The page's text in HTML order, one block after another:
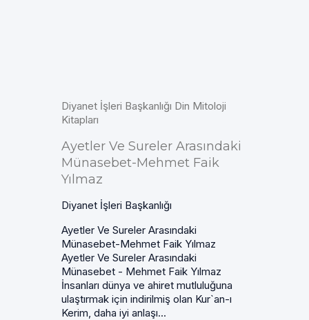
Diyanet İşleri Başkanlığı Din Mitoloji
Kitapları
Ayetler Ve Sureler Arasındaki
Münasebet-Mehmet Faik
Yılmaz
Diyanet İşleri Başkanlığı
Ayetler Ve Sureler Arasındaki
Münasebet-Mehmet Faik Yılmaz
Ayetler Ve Sureler Arasındaki
Münasebet - Mehmet Faik Yılmaz
İnsanları dünya ve ahiret mutluluğuna
ulaştırmak için indirilmiş olan Kur`an-ı
Kerim, daha iyi anlaşı...